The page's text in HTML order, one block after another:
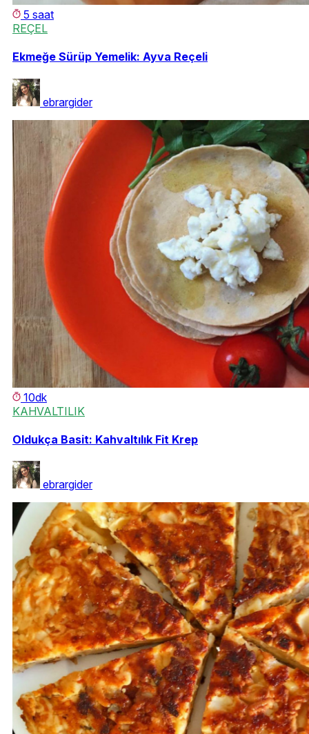
5 saat
REÇEL
Ekmeğe Sürüp Yemelik: Ayva Reçeli
ebrargider
10dk
KAHVALTILIK
Oldukça Basit: Kahvaltılık Fit Krep
ebrargider